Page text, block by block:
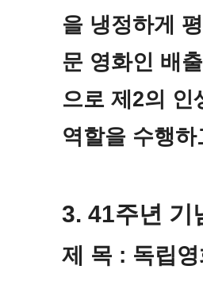
을 냉정하게
문 영화인 배
으로 제2의 인
역할을 수행
3. 41주년 기
제 목 : 독립